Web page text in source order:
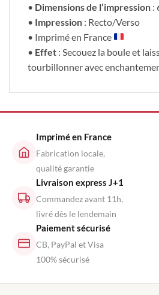
• Dimensions de l’impression :
• Impression : Recto/Verso
• Imprimé en France
• Effet : Secouez la boule et
tourbillonner avec
Imprimé en France
Fabrication locale,
qualité garantie
Livraison express J+1
Commandez avant 11h,
livré dès le lendemain
Paiement sécurisé
CB, PayPal et Visa
100% sécurisé